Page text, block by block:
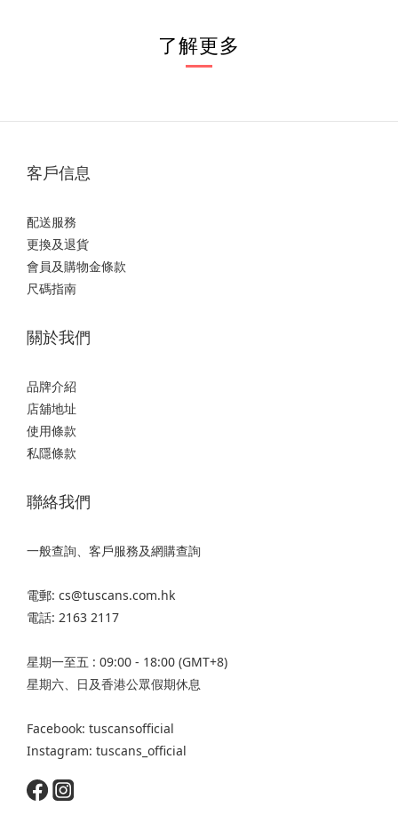
了解更多
客戶信息
配送服務
更換及退貨
會員及購物金條款
尺碼指南
關於我們
品牌介紹
店舖地址
使用條款
私隱條款
聯絡我們
一般查詢、客戶服務及網購查詢
電郵: cs@tuscans.com.hk
電話: 2163 2117
星期一至五 : 09:00 - 18:00 (GMT+8)
星期六、日及香港公眾假期休息
Facebook: tuscansofficial
Instagram: tuscans_official